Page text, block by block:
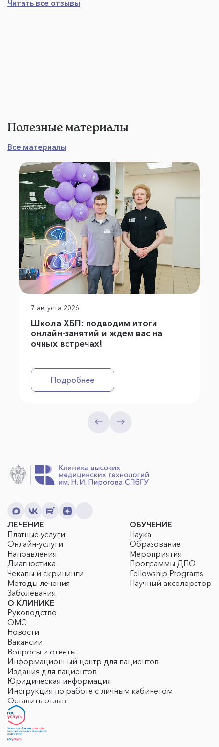
Читать все отзывы
Полезные материалы
Все материалы
7 августа 2026
Школа ХБП: подводим итоги
онлайн-занятий и ждем вас на
очных встречах!
Подробнее
ЛЕЧЕНИЕ
Платные услуги
Онлайн-услуги
Направления
Диагностика
Чекапы и скрининги
Методы лечения
Заболевания
ОБУЧЕНИЕ
Наука
Образование
Мероприятия
Программы ДПО
Fellowship Programs
Научный акселератор
О КЛИНИКЕ
Руководство
ОМС
Новости
Вакансии
Вопросы и ответы
Информационный центр для пациентов
Издания для пациентов
Юридическая информация
Инструкция по работе с личным кабинетом
Оставить отзыв